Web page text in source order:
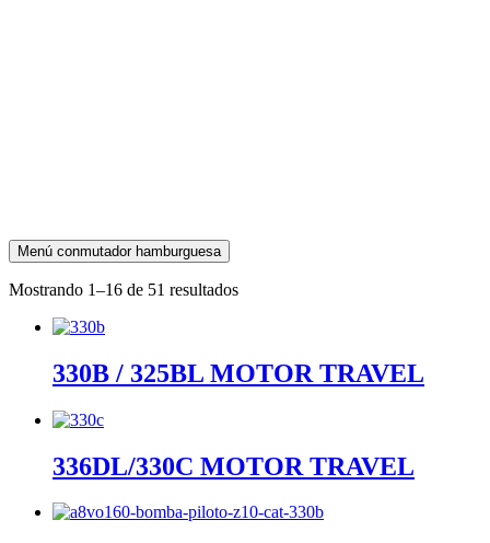
Menú conmutador hamburguesa
Mostrando 1–16 de 51 resultados
330B / 325BL MOTOR TRAVEL
336DL/330C MOTOR TRAVEL